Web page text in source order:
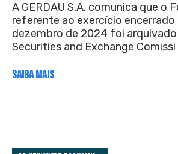
A GERDAU S.A. comunica que o
referente ao exercício encerrado
dezembro de 2024 foi arquivado
Securities and Exchange Comissi
SAIBA MAIS